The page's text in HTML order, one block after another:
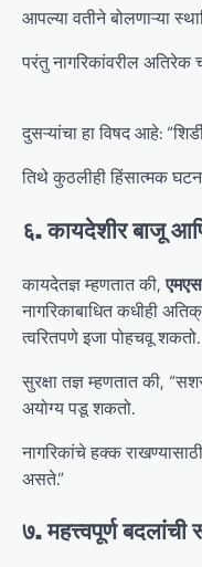
आपल्या वतीने बोलणाऱ्या
परंतु नागरिकांवरील अतिरेक
दुसऱ्यांचा हा विषद आहे:
तिथे कुठलीही हिंसात्मक
६. कायदेशीर बाजू
कायदेतज्ञ म्हणतात की,
नागरिकाबाधित कधीही
त्वरितपणे इजा पोहचवू शकतो.
सुरक्षा तज्ञ म्हणतात की,
अयोग्य पडू शकतो.
नागरिकांचे हक्क
असते.”
७. महत्त्वपूर्ण बदलांची